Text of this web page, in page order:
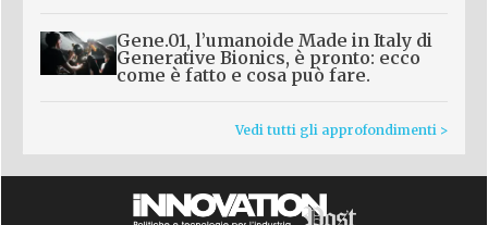
Gene.01, l’umanoide Made in Italy di
Generative Bionics, è pronto: ecco
come è fatto e cosa può fare.
Vedi tutti gli approfondimenti >